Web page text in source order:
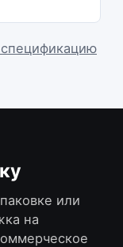
или
на